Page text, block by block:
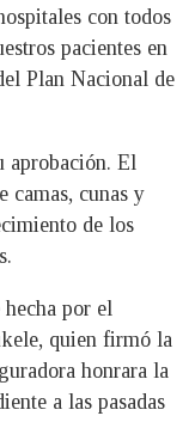
con todos
pacientes en
Plan Nacional de
aprobación. El
camas, cunas y
de los
por el
quien firmó la
honrara la
a las pasadas